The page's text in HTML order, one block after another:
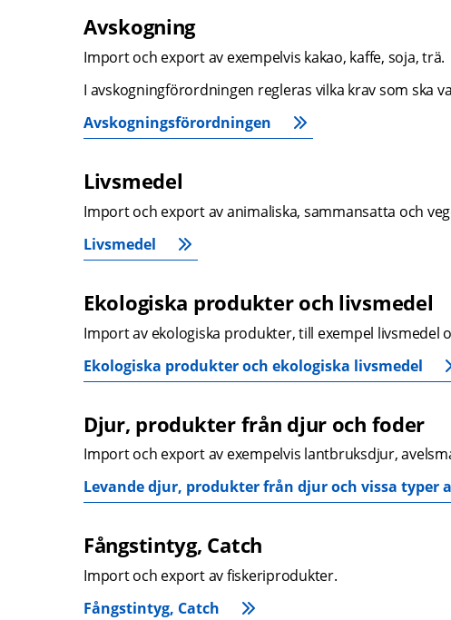
Avskogning
Import och export av exempelvis kakao, kaffe, soja, trä.
I avskogningförordningen regleras vilka krav som ska
Avskogningsförordningen
Livsmedel
Import och export av animaliska, sammansatta och
Livsmedel
Ekologiska produkter och livsmedel
Import av ekologiska produkter, till exempel livsmedel
Ekologiska produkter och ekologiska livsmedel
Djur, produkter från djur och foder
Import och export av exempelvis lantbruksdjur,
Levande djur, produkter från djur och vissa typer
Fångstintyg, Catch
Import och export av fiskeriprodukter.
Fångstintyg, Catch